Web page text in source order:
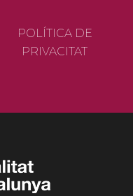
POLÍTICA DE
PRIVACITAT